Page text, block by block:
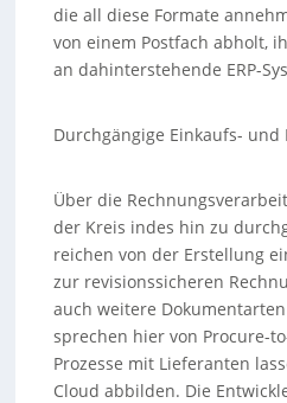
die all diese Formate
von einem Postfach abholt,
an dahinterstehende ERP-
Durchgängige Einkaufs- und
Über die
der Kreis indes hin zu
reichen von der Erstellung
zur revisionssicheren
auch weitere
sprechen hier von Procure-
Prozesse mit Lieferanten
Cloud abbilden. Die